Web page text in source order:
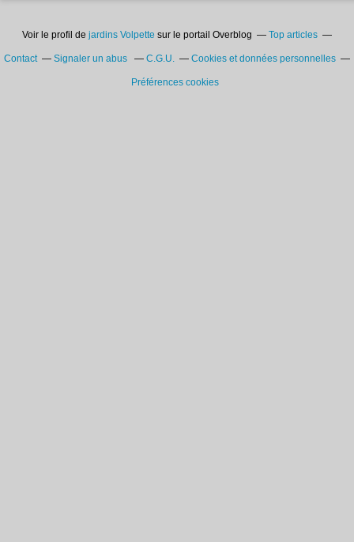
Voir le profil de jardins Volpette sur le portail Overblog Top articles
Contact Signaler un abus C.G.U. Cookies et données personnelles
Préférences cookies